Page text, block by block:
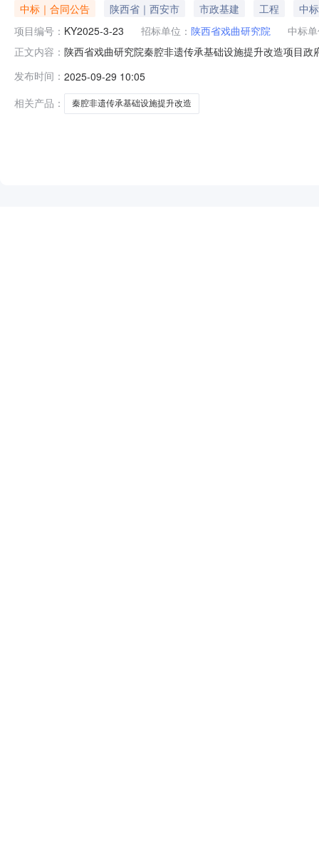
中标｜合同公告 陕西省｜西安市 市政基建 工程
中
项目编号： KY2025-3-23 招标单位： 陕西省戏曲研究院
中标
正文内容： 陕西省戏曲研究院秦腔非遗传承基础设施提升改造项目
嘉合名泰建筑工程有限公司地址：西安市浐灞生态区北
发布时间： 2025-09-29 10:05
相关产品：
秦腔非遗传承基础设施提升改造